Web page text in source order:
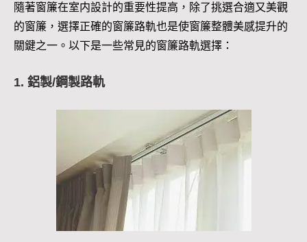
隨著窗簾在室内設計的重要性提高，除了挑選合適又美觀
的窗簾，選擇正確的窗簾路軌也是使窗簾整體美感提升的
關鍵之一。以下是一些常見的窗簾路軌選擇：
1. 鋁製/鋼製路軌